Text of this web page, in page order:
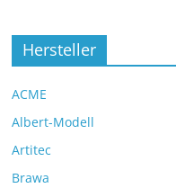
Hersteller
ACME
Albert-Modell
Artitec
Brawa